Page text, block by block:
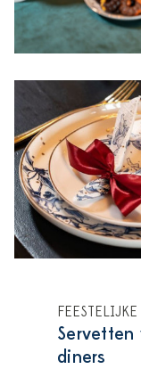
FEESTELIJKE
diners